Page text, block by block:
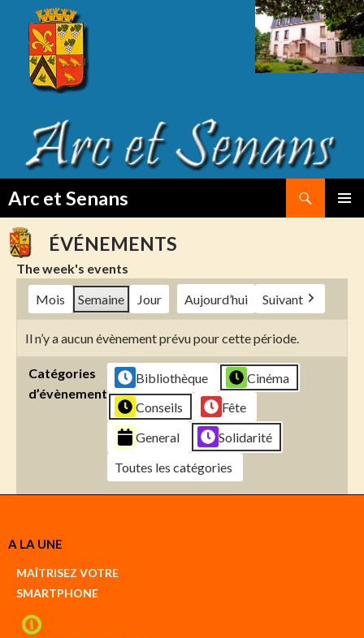
Arc et Senans
TO
CONTENTÉVÉNEMENTS
The week's events
Mois
Semaine Jour Aujourd’hui Suivant
Il n’y a aucun évènement prévu pour cette période.
Catégories
d’évènement
Bibliothèque
Cinéma
Conseils
Fête
General
Solidarité
Toutes les catégories
Créer
compte
A LA UNE
MAÎTRISEZ VOTRE
SMARTPHONE